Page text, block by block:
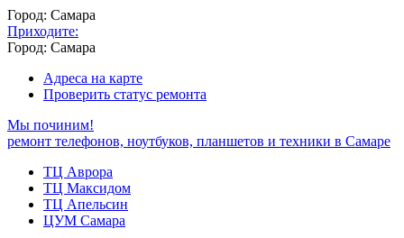
Город: Самара
Приходите:
Город: Самара
Адреса на карте
Проверить статус ремонта
Мы починим!
ремонт телефонов, ноутбуков, планшетов и техники в Самаре
ТЦ Аврора
ТЦ Максидом
ТЦ Апельсин
ЦУМ Самара